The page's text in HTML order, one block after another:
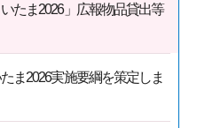
たま2026」広報物品貸出等
ま2026実施要綱を策定しま